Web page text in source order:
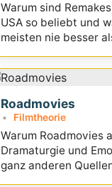
Warum sind
USA so beliebt und
meisten nie besser
Roadmovies
Filmtheorie
Warum Roadmovies
Dramaturgie und
ganz anderen